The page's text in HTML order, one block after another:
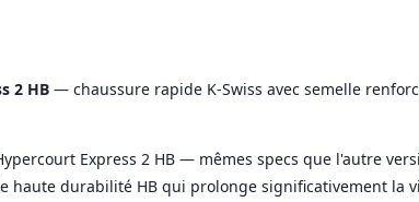
2 HB — chaussure rapide K-Swiss avec semelle
Express 2 HB — mêmes specs que l'autre
haute durabilité HB qui prolonge significativement la